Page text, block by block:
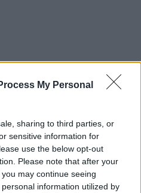
My Personal
sharing to third parties, or
sensitive information for
use the below opt-out
Please note that after your
may continue seeing
information utilized by